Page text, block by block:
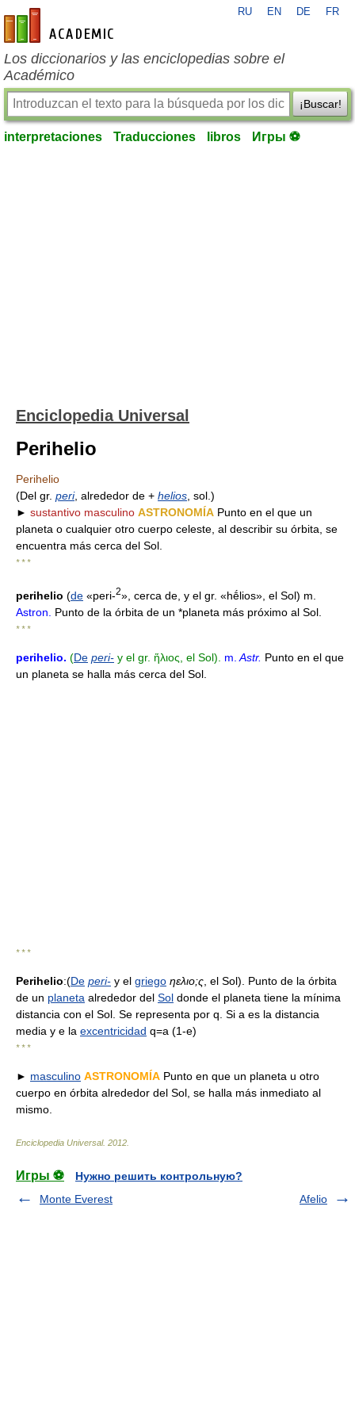
es-academic.com
RU EN DE FR
Los diccionarios y las enciclopedias sobre el
Académico
¡Buscar!
interpretaciones Traducciones libros Игры ⚽
Enciclopedia Universal
Perihelio
Perihelio
(Del gr. peri, alrededor de + helios , sol.)
► sustantivo masculino ASTRONOMÍA Punto en el que un
planeta o cualquier otro cuerpo celeste, al describir su órbita, se
encuentra más cerca del Sol.
* * *
perihelio (de «peri-2», cerca de, y el gr. «hḗlios», el Sol) m.
Astron.
Punto de la órbita de un *planeta más próximo al Sol.
* * *
perihelio. (De peri- y el gr. ἥλιος, el Sol). m. Astr. Punto en el que
un planeta se halla más cerca del Sol.
* * *
Perihelio:(De peri- y el griego ηελιo;ς , el Sol). Punto de la órbita
de un planeta alrededor del Sol donde el planeta tiene la mínima
distancia con el Sol. Se representa por q. Si a es la distancia
media y e la excentricidad q=a (1-e)
* * *
► masculino ASTRONOMÍA Punto en que un planeta u otro
cuerpo en órbita alrededor del Sol, se halla más inmediato al
mismo.
Enciclopedia Universal. 2012
Игры ⚽
Нужно решить контрольную?
Monte Everest
Afelio